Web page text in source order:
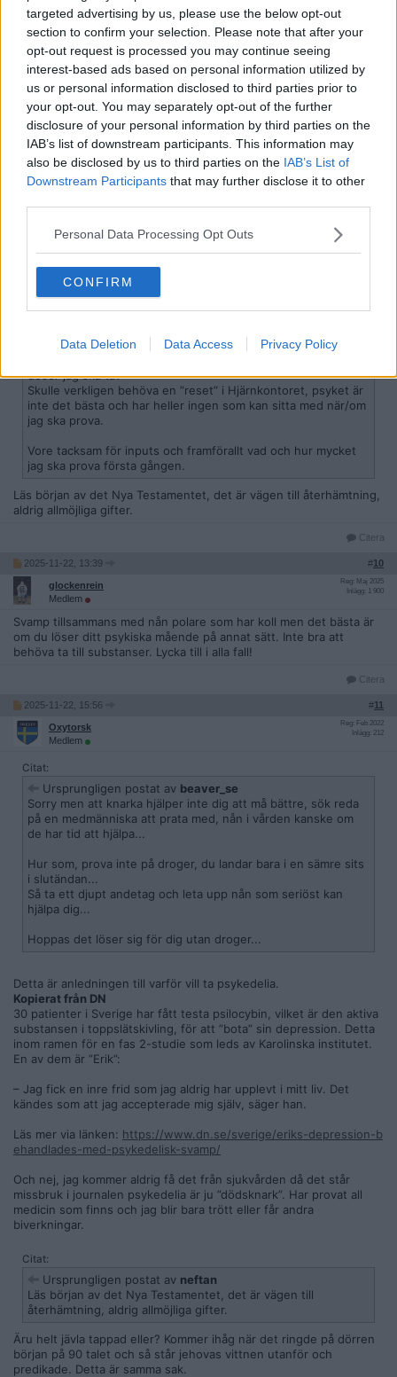
targeted advertising by us, please use the below opt-out
section to confirm your selection. Please note that after your
opt-out request is processed you may continue seeing
interest-based ads based on personal information utilized by
us or personal information disclosed to third parties prior to
your opt-out. You may separately opt-out of the further
disclosure of your personal information by third parties on the
IAB’s list of downstream participants. This information may
also be disclosed by us to third parties on the IAB’s List of
Downstream Participants that may further disclose it to other
Personal Data Processing Opt Outs
CONFIRM
Data Deletion Data Access Privacy Policy
Hur som, prova inte på droger, du landar bara i en sämre sits
i slutändan...
Så ta ett djupt andetag och leta upp nån som seriöst kan
hjälpa dig...
Hoppas det löser sig för dig utan droger...
Såklart TS inte ska ta psykadelika, själv, om hen mår dåligt. Det är
ingen bra idé.
Däremot är det ju inte knark på det viset att hen skulle sjunka ned
i ett drogträsk. Psykadelika är inte beroendeframkallande och man
situation eller för att stå ut.
neftan
Bannlyst
Ursprungligen postat avOxytorsk
doser jag ska ta?
Skulle verkligen behöva en ”reset” i Hjärnkontoret, psyket är
inte det bästa och har heller ingen som kan sitta med när/om
jag ska prova.
Vore tacksam för inputs och framförallt vad och hur mycket
jag ska prova första gången.
Läs början av det Nya Testamentet, det är vägen till återhämtning,
aldrig allmöjliga gifter.
Citera
2025-11-22, 13:39 #10
glockenrein
Medlem
Reg: Maj 2025
Inlägg: 1 900
Svamp tillsammans med nån polare som har koll men det bästa är
om du löser ditt psykiska mående på annat sätt. Inte bra att
behöva ta till substanser. Lycka till i alla fall!
Citera
2025-11-22, 15:56 #11
Oxytorsk
Medlem
Reg: Feb 2022
Inlägg: 212
Citat:
Ursprungligen postat av beaver_se
Sorry men att knarka hjälper inte dig att må bättre, sök reda
på en medmänniska att prata med, nån i vården kanske om
de har tid att hjälpa...
Hur som, prova inte på droger, du landar bara i en sämre sits
i slutändan...
Så ta ett djupt andetag och leta upp nån som seriöst kan
hjälpa dig...
Hoppas det löser sig för dig utan droger...
Detta är anledningen till varför vill ta psykedelia.
Kopierat från DN
30 patienter i Sverige har fått testa psilocybin, vilket är den aktiva
substansen i toppslätskivling, för att ”bota” sin depression. Detta
inom ramen för en fas 2-studie som leds av Karolinska institutet.
En av dem är ”Erik”:
– Jag fick en inre frid som jag aldrig har upplevt i mitt liv. Det
kändes som att jag accepterade mig själv, säger han.
Läs mer via länken: https://www.dn.se/sverige/eriks-depression-b
ehandlades-med-psykedelisk-svamp/
Och nej, jag kommer aldrig få det från sjukvården då det står
missbruk i journalen psykedelia är ju ”dödsknark”. Har provat all
medicin som finns och jag blir bara trött eller får andra
biverkningar.
Citat:
Ursprungligen postat av neftan
Läs början av det Nya Testamentet, det är vägen till
återhämtning, aldrig allmöjliga gifter.
Äru helt jävla tappad eller? Kommer ihåg när det ringde på dörren
början på 90 talet och så står jehovas vittnen utanför och
predikade. Detta är samma sak.